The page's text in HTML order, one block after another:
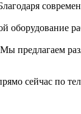
оборудование
Мы предлагаем
сейчас по